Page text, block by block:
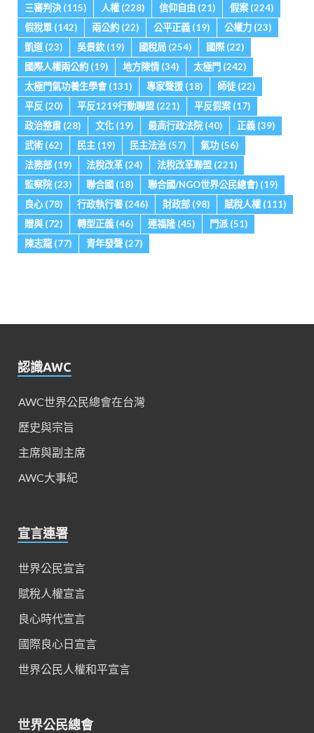
三審判決(115) 人權(228) 信仰自由 (21) 假案(224)
假稅單 (142) 兩公約 (22) 公平正義 (19) 公權力 (23)
凱道(23) 吳景欽 (19) 國稅局 (254) 國際(22)
國際人權兩公約 (19) 地方陳情(34) 太極門 (242)
太極門氣功養生學會(131) 專家聲援(18) 師徒(22)
平反 (20) 平反1219行動聯盟 (221) 平反假案(17)
政治整肅 (28) 文化 (19) 最高行政法院(40) 正義 (39)
武術(62) 民主 (19) 民主法治 (57) 氣功 (56)
法務部 (19) 法稅改革 (24) 法稅改革聯盟 (221)
監察院(23) 聯合國 (18) 聯合國/NGO世界公民總會) (19)
良心(78) 行政執行署 (246) 財政部 (98) 賦稅人權(111)
贈與(72) 轉型正義 (46) 連福隆(45) 門派(51)
陳志龍(77) 青年發聲 (27)
認識AWC
AWC世界公民總會在台灣
歷史與宗旨
主席與副主席
AWC大事紀
宣言連署
世界公民宣言
賦稅人權宣言
良心時代宣言
國際良心日宣言
世界公民人權和平宣言
世界公民總會